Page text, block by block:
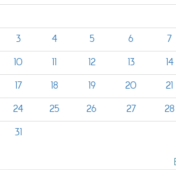
3
4 5 6 7
10
11 12 13 14
17
18 19 20 21
24
25 26 27 28
31